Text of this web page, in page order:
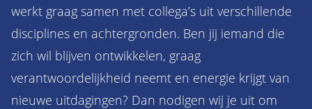
werkt graag samen met collega’s uit verschillende
disciplines en achtergronden. Ben jij iemand die
zich wil blijven ontwikkelen, graag
verantwoordelijkheid neemt en energie krijgt van
nieuwe uitdagingen? Dan nodigen wij je uit om